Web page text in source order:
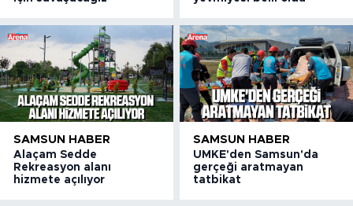
SAMSUN HABER
Alaçam Sedde
Rekreasyon alanı
hizmete açılıyor
SAMSUN HABER
UMKE'den Samsun'da
gerçeği aratmayan
tatbikat